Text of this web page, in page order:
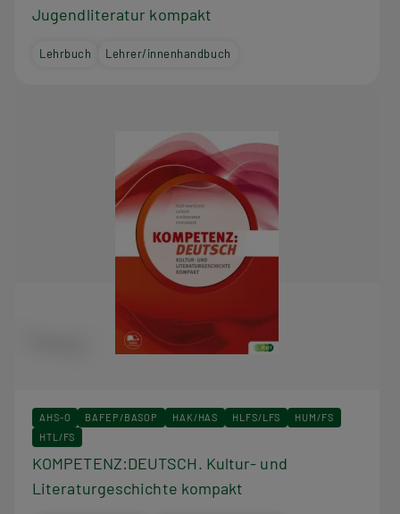
Jugendliteratur kompakt
Lehrbuch Lehrer/innenhandbuch
AHS-O BAFEP/BASOP HAK/HAS HLFS/LFS
HUM/FS
HTL/FS
KOMPETENZ:DEUTSCH. Kultur- und
Literaturgeschichte kompakt